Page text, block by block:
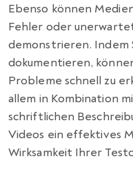
Ebenso können
Fehler oder
demonstrieren. Indem
dokumentieren,
Probleme schnell zu
allem in Kombination
schriftlichen
Videos ein effektives
Wirksamkeit Ihrer